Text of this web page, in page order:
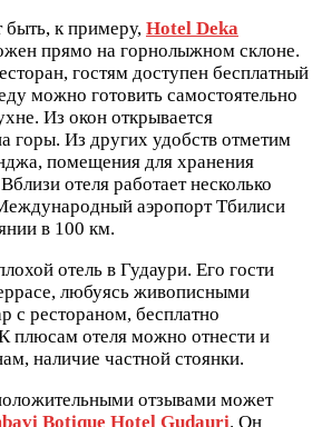
к примеру, Hotel Deka
прямо на горнолыжном склоне.
гостям доступен бесплатный
можно готовить самостоятельно
Из окон открывается
горы. Из других удобств отметим
помещения для хранения
отеля работает несколько
аэропорт Тбилиси
в 100 км.
отель в Гудаури. Его гости
любуясь живописными
с рестораном, бесплатно
плюсам отеля можно отнести и
наличие частной стоянки.
отзывами может
Botique Hotel Gudauri. Он